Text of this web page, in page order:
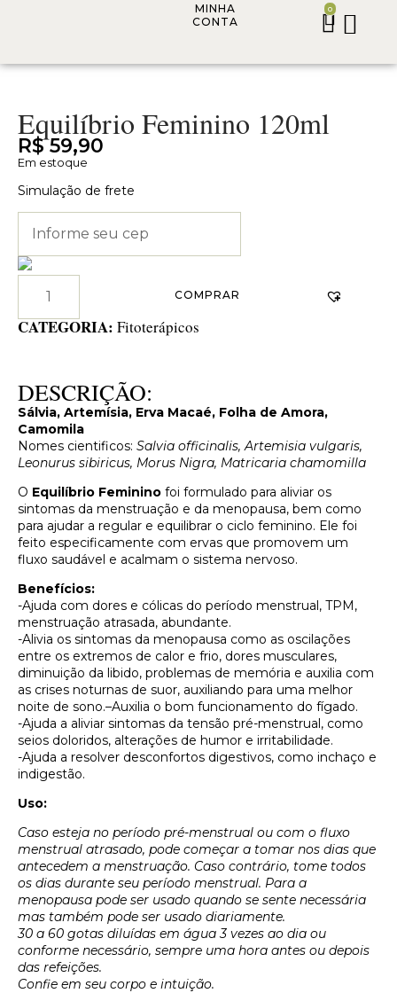
MINHA
CONTA
0
Equilíbrio Feminino 120ml
R$59,90
Em estoque
Simulação de frete
COMPRAR
CATEGORIA: Fitoterápicos
DESCRIÇÃO:
Sálvia, Artemísia, Erva Macaé, Folha de Amora,
Camomila
Nomes cientificos: Salvia officinalis, Artemisia vulgaris,
Leonurus sibiricus, Morus Nigra, Matricaria chamomilla
O Equilíbrio Feminino foi formulado para aliviar os
sintomas da menstruação e da menopausa, bem como
para ajudar a regular e equilibrar o ciclo feminino. Ele foi
feito especificamente com ervas que promovem um
fluxo saudável e acalmam o sistema nervoso.
Benefícios:
-Ajuda com dores e cólicas do período menstrual, TPM,
menstruação atrasada, abundante.
-Alivia os sintomas da menopausa como as oscilações
entre os extremos de calor e frio, dores musculares,
diminuição da libido, problemas de memória e auxilia com
as crises noturnas de suor, auxiliando para uma melhor
noite de sono.–Auxilia o bom funcionamento do fígado.
-Ajuda a aliviar sintomas da tensão pré-menstrual, como
seios doloridos, alterações de humor e irritabilidade.
-Ajuda a resolver desconfortos digestivos, como inchaço e
indigestão.
Uso:
Caso esteja no período pré-menstrual ou com o fluxo
menstrual atrasado, pode começar a tomar nos dias que
antecedem a menstruação. Caso contrário, tome todos
os dias durante seu período menstrual. Para a
menopausa pode ser usado quando se sente necessária
mas também pode ser usado diariamente.
30 a 60 gotas diluídas em água 3 vezes ao dia ou
conforme necessário, sempre uma hora antes ou depois
das refeições.
Confie em seu corpo e intuição.